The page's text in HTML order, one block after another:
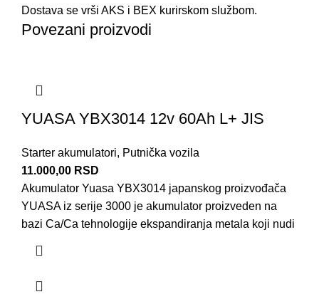
Dostava se vrši AKS i BEX kurirskom službom.
Povezani proizvodi
YUASA YBX3014 12v 60Ah L+ JIS
Starter akumulatori, Putnička vozila
11.000,00 RSD
Akumulator Yuasa YBX3014 japanskog proizvođača
YUASA iz serije 3000 je akumulator proizveden na
bazi Ca/Ca tehnologije ekspandiranja metala koji nudi